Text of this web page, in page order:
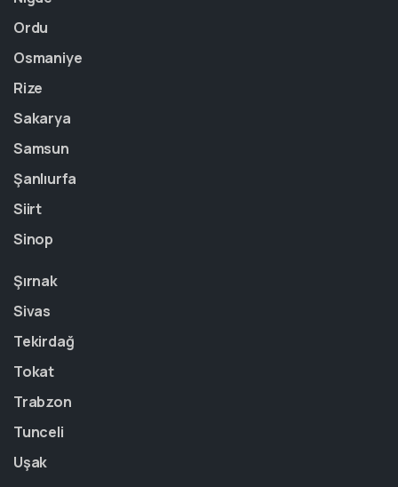
Ordu
Osmaniye
Rize
Sakarya
Samsun
Şanlıurfa
Siirt
Sinop
Şırnak
Sivas
Tekirdağ
Tokat
Trabzon
Tunceli
Uşak